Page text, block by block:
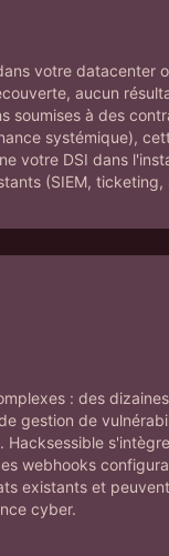
votre datacenter
aucun
soumises à des
systémique),
votre DSI dans
(SIEM, ticketing,
: des
gestion de
Hacksessible
webhooks
existants et
cyber.